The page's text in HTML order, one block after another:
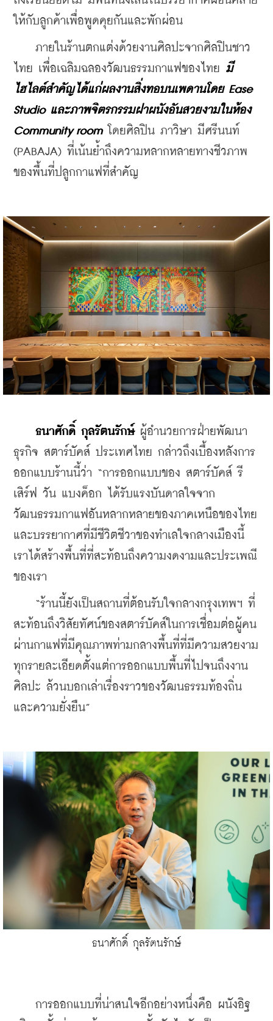
ให้กับลูกค้าเพื่อพูดคุยกันและพักผ่อน
ภายในร้านตกแต่งด้วยงานศิลปะจากศิลปินชาว
ไทย เพื่อเฉลิมฉลองวัฒนธรรมกาแฟของไทย มี
ไฮไลต์สำคัญได้แก่ผลงานสิ่งทอบนเพดานโดย Ease
Studio และภาพจิตรกรรมฝาผนังอันสวยงามในห้อง
Community room โดยศิลปิน ภาวิษา มีศรีนนท์
(PABAJA) ที่เน้นย้ำถึงความหลากหลายทางชีวภาพ
ของพื้นที่ปลูกกาแฟที่สำคัญ
ธนาศักดิ์ กุลรัตนรักษ์ ผู้อำนวยการฝ่ายพัฒนา
ธุรกิจ สตาร์บัคส์ ประเทศไทย กล่าวถึงเบื้องหลังการ
ออกแบบร้านนี้ว่า “การออกแบบของ สตาร์บัคส์ รี
เสิร์ฟ วัน แบงค็อก ได้รับแรงบันดาลใจจาก
วัฒนธรรมกาแฟอันหลากหลายของภาคเหนือของไทย
และบรรยากาศที่มีชีวิตชีวาของทำเลใจกลางเมืองนี้
เราได้สร้างพื้นที่ที่สะท้อนถึงความงดงามและประเพณี
ของเรา
“ร้านนี้ยังเป็นสถานที่ต้อนรับใจกลางกรุงเทพฯ ที่
สะท้อนถึงวิสัยทัศน์ของสตาร์บัคส์ในการเชื่อมต่อผู้คน
ผ่านกาแฟที่มีคุณภาพท่ามกลางพื้นที่ที่มีความสวยงาม
ทุกรายละเอียดตั้งแต่การออกแบบพื้นที่ไปจนถึงงาน
ศิลปะ ล้วนบอกเล่าเรื่องราวของวัฒนธรรมท้องถิ่น
และความยั่งยืน”
ธนาศักดิ์ กุลรัตนรักษ์
การออกแบบที่น่าสนใจอีกอย่างหนึ่งคือ ผนังอิฐ